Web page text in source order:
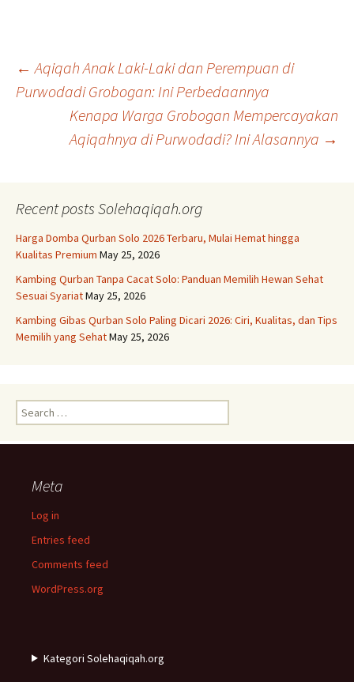
Post
navigation
← Aqiqah Anak Laki-Laki dan Perempuan di
Purwodadi Grobogan: Ini Perbedaannya
Kenapa Warga Grobogan Mempercayakan
Aqiqahnya di Purwodadi? Ini Alasannya →
Recent posts Solehaqiqah.org
Harga Domba Qurban Solo 2026 Terbaru, Mulai Hemat hingga
Kualitas Premium May 25, 2026
Kambing Qurban Tanpa Cacat Solo: Panduan Memilih Hewan Sehat
Sesuai SyariatMay 25, 2026
Kambing Gibas Qurban Solo Paling Dicari 2026: Ciri, Kualitas, dan Tips
Memilih yang SehatMay 25, 2026
Search
for:
Meta
Log in
Entries feed
Comments feed
WordPress.org
Kategori Solehaqiqah.org